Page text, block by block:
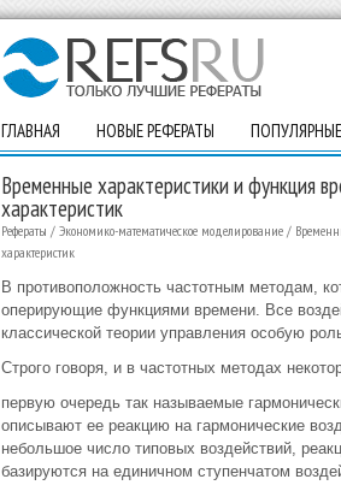
ГЛАВНАЯ НОВЫЕ РЕФЕРАТЫ ПОПУЛЯРНЫЕ
Временные характеристики и функция
характеристик
Рефераты / Экономико-математическое моделирование/
характеристик
В противоположность частотным методам,
оперирующие функциями времени. Все
классической теории управления особую
Строго говоря, и в частотных методах
первую очередь так называемые
описывают ее реакцию на гармонические
небольшое число типовых воздействий,
базируются на единичном ступенчатом